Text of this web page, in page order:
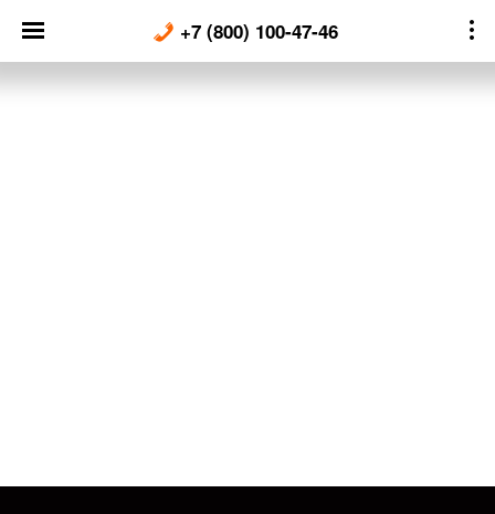
content
+7 (800) 100-47-46